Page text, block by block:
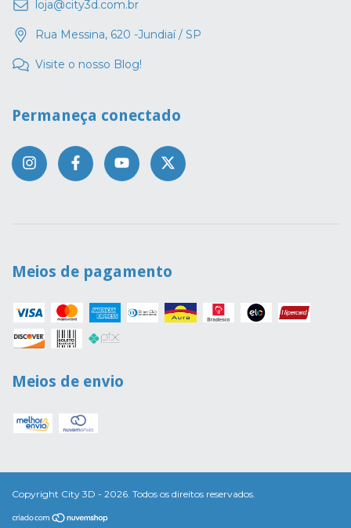
loja@city3d.com.br
Rua Messina, 620 -Jundiaí / SP
Visite o nosso Blog!
Permaneça conectado
Meios de pagamento
Meios de envio
Copyright City 3D - 2026. Todos os direitos reservados.